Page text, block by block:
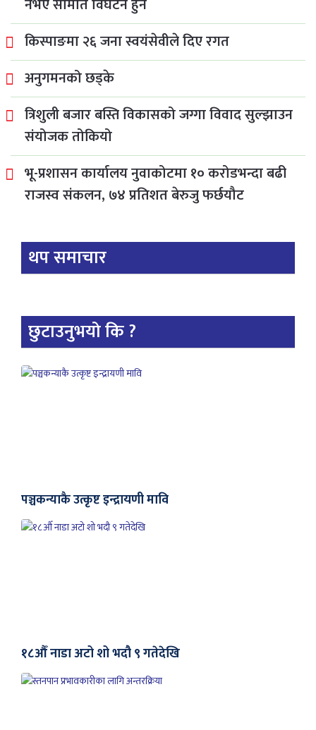
नभए समिति विघटन हुने
किस्पाङमा २६ जना स्वयंसेवीले दिए रगत
अनुगमनको छड्के
त्रिशुली बजार बस्ति विकासको जग्गा विवाद सुल्झाउन
संयोजक तोकियो
भू-प्रशासन कार्यालय नुवाकोटमा १० करोडभन्दा बढी
राजस्व संकलन, ७४ प्रतिशत बेरुजु फर्छयौट
थप समाचार
छुटाउनुभयो कि ?
पञ्चकन्याकै उत्कृष्ट इन्द्रायणी मावि
१८औँ नाडा अटो शो भदौ ९ गतेदेखि